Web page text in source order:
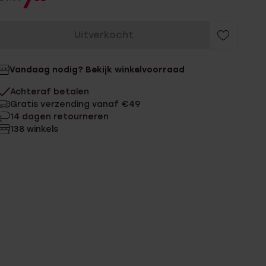
Uitverkocht
Vandaag nodig? Bekijk winkelvoorraad
Achteraf betalen
Gratis verzending vanaf €49
14 dagen retourneren
138 winkels